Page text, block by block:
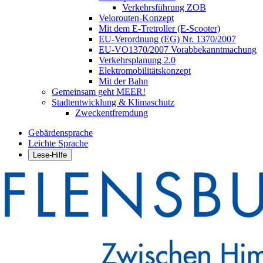
Verkehrsführung ZOB
Velorouten-Konzept
Mit dem E-Tretroller (E-Scooter)
EU-Verordnung (EG) Nr. 1370/2007
EU-VO1370/2007 Vorabbekanntmachung
Verkehrsplanung 2.0
Elektromobilitätskonzept
Mit der Bahn
Gemeinsam geht MEER!
Stadtentwicklung & Klimaschutz
Zweckentfremdung
Gebärdensprache
Leichte Sprache
Lese-Hilfe